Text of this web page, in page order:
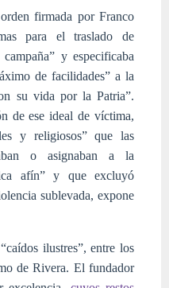
firmada por Franco
para el traslado de
y especificaba
de facilidades” a la
su vida por la Patria”.
de ese ideal de víctima,
y religiosos” que las
o asignaban a la
afín” y que excluyó
sublevada, expone
ilustres”, entre los
de Rivera. El fundador